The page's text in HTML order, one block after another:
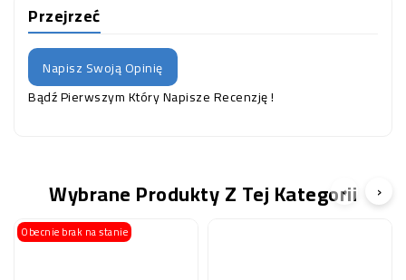
Przejrzeć
Napisz Swoją Opinię
Bądź Pierwszym Który Napisze Recenzję !
Wybrane Produkty Z Tej Kategorii
Obecnie brak na stanie
‹ ›